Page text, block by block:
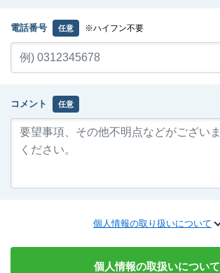
電話番号 任意 ※ハイフン不要
コメント 任意
個人情報の取り扱いについて
個人情報の取扱いについて